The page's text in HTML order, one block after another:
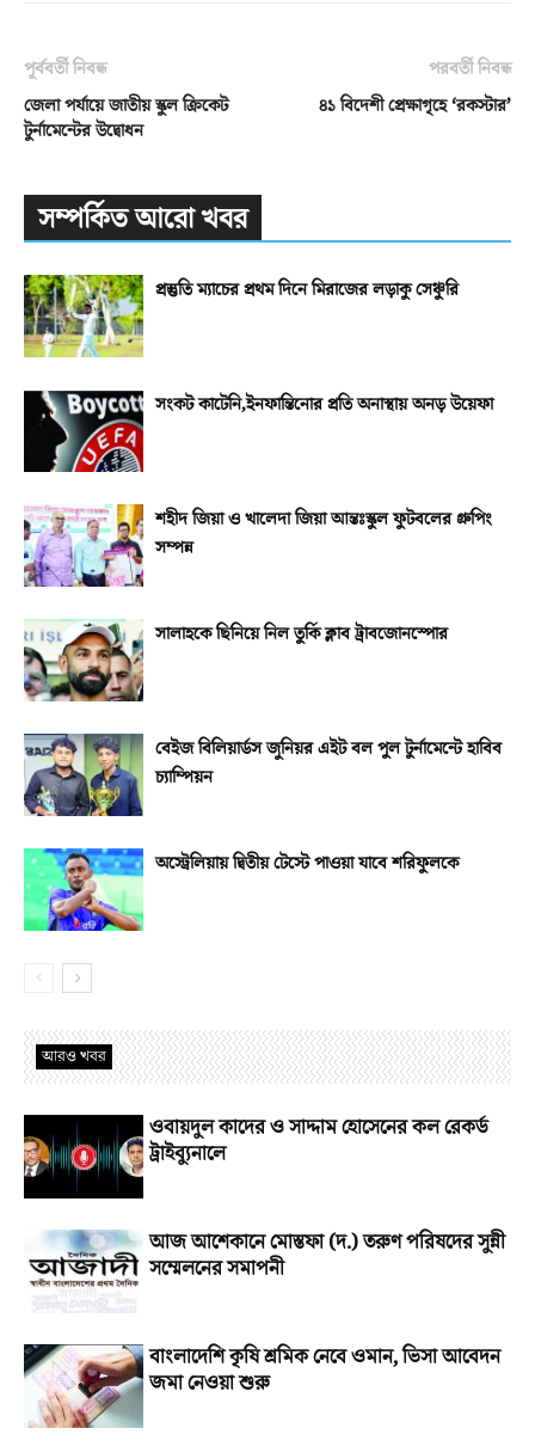
পূর্ববর্তী নিবন্ধ
জেলা পর্যায়ে জাতীয় স্কুল ক্রিকেট
টুর্নামেন্টের উদ্বোধন
পরবর্তী নিবন্ধ
৪১ বিদেশী প্রেক্ষাগৃহে ‘রকস্টার’
সম্পর্কিত আরো খবর
প্রস্তুতি ম্যাচের প্রথম দিনে মিরাজের লড়াকু সেঞ্চুরি
সংকট কাটেনি,ইনফান্তিনোর প্রতি অনাস্থায় অনড় উয়েফা
শহীদ জিয়া ও খালেদা জিয়া আন্তঃস্কুল ফুটবলের গ্রুপিং
সম্পন্ন
সালাহকে ছিনিয়ে নিল তুর্কি ক্লাব ট্রাবজোনস্পোর
বেইজ বিলিয়ার্ডস জুনিয়র এইট বল পুল টুর্নামেন্টে হাবিব
চ্যাম্পিয়ন
অস্ট্রেলিয়ায় দ্বিতীয় টেস্টে পাওয়া যাবে শরিফুলকে
আরও খবর
ওবায়দুল কাদের ও সাদ্দাম হোসেনের কল রেকর্ড
ট্রাইব্যুনালে
আজ আশেকানে মোস্তফা (দ.) তরুণ পরিষদের সুন্নী
সম্মেলনের সমাপনী
বাংলাদেশি কৃষি শ্রমিক নেবে ওমান, ভিসা আবেদন
জমা নেওয়া শুরু